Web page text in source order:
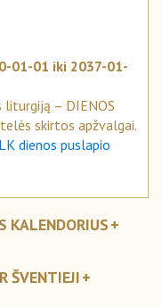
01-01 iki 2037-01-
liturgiją – DIENOS
skirtos apžvalgai.
LK dienos puslapio
KALENDORIUS
ŠVENTIEJI